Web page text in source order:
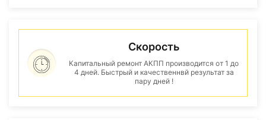
Скорость
Капитальный ремонт АКПП производится от 1 до
4 дней. Быстрый и качественнвй результат за
пару дней !